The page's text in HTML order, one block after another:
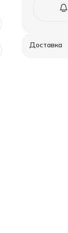
Доставка